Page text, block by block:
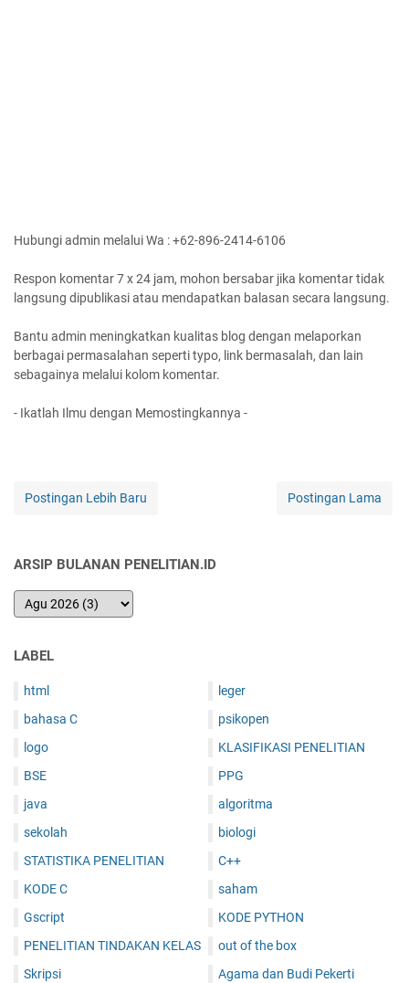
Hubungi admin melalui Wa : +62-896-2414-6106
Respon komentar 7 x 24 jam, mohon bersabar jika komentar tidak
langsung dipublikasi atau mendapatkan balasan secara langsung.
Bantu admin meningkatkan kualitas blog dengan melaporkan
berbagai permasalahan seperti typo, link bermasalah, dan lain
sebagainya melalui kolom komentar.
- Ikatlah Ilmu dengan Memostingkannya -
Postingan Lebih Baru Postingan Lama
ARSIP BULANAN PENELITIAN.ID
LABEL
html
bahasa C
logo
BSE
java
sekolah
STATISTIKA PENELITIAN
KODE C
Gscript
PENELITIAN TINDAKAN KELAS
Skripsi
leger
psikopen
KLASIFIKASI PENELITIAN
PPG
algoritma
biologi
C++
saham
KODE PYTHON
out of the box
Agama dan Budi Pekerti